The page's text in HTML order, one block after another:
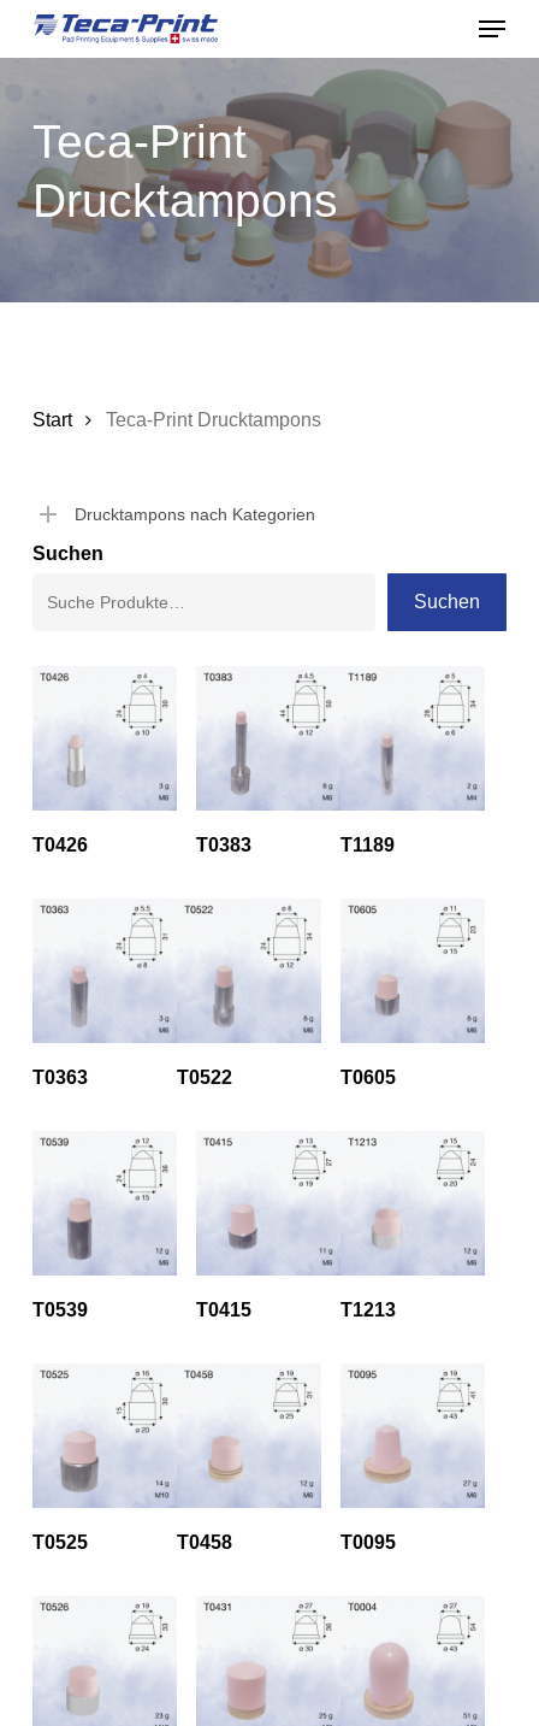
Skip
to
content
Menu
Teca-Print
Drucktampons
Start Teca-Print Drucktampons
Drucktampons nach Kategorien
Suchen
Suchen
T0426 T0383 T1189
T0363 T0522 T0605
T0539 T0415 T1213
T0525 T0458 T0095
Menu